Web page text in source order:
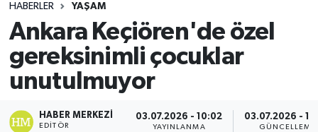
HABERLER YAŞAM
Ankara Keçiören'de özel
gereksinimli çocuklar
unutulmuyor
HABER MERKEZI
EDITÖR
03.07.2026 - 10:02
YAYINLANMA
03.07.2026 -
GÜNCELLEME
Puan Durumu ve Fikstür
Tüm Manşetler
Son Dakika Haberleri
Haber Arşivi